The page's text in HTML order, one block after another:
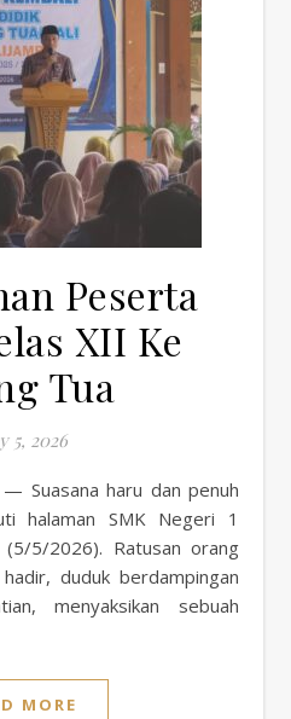
Peserta
XII Ke
Tua
5, 2026
halaman SMK Negeri 1
(5/5/2026). Ratusan orang
duduk berdampingan
menyaksikan sebuah
MORE